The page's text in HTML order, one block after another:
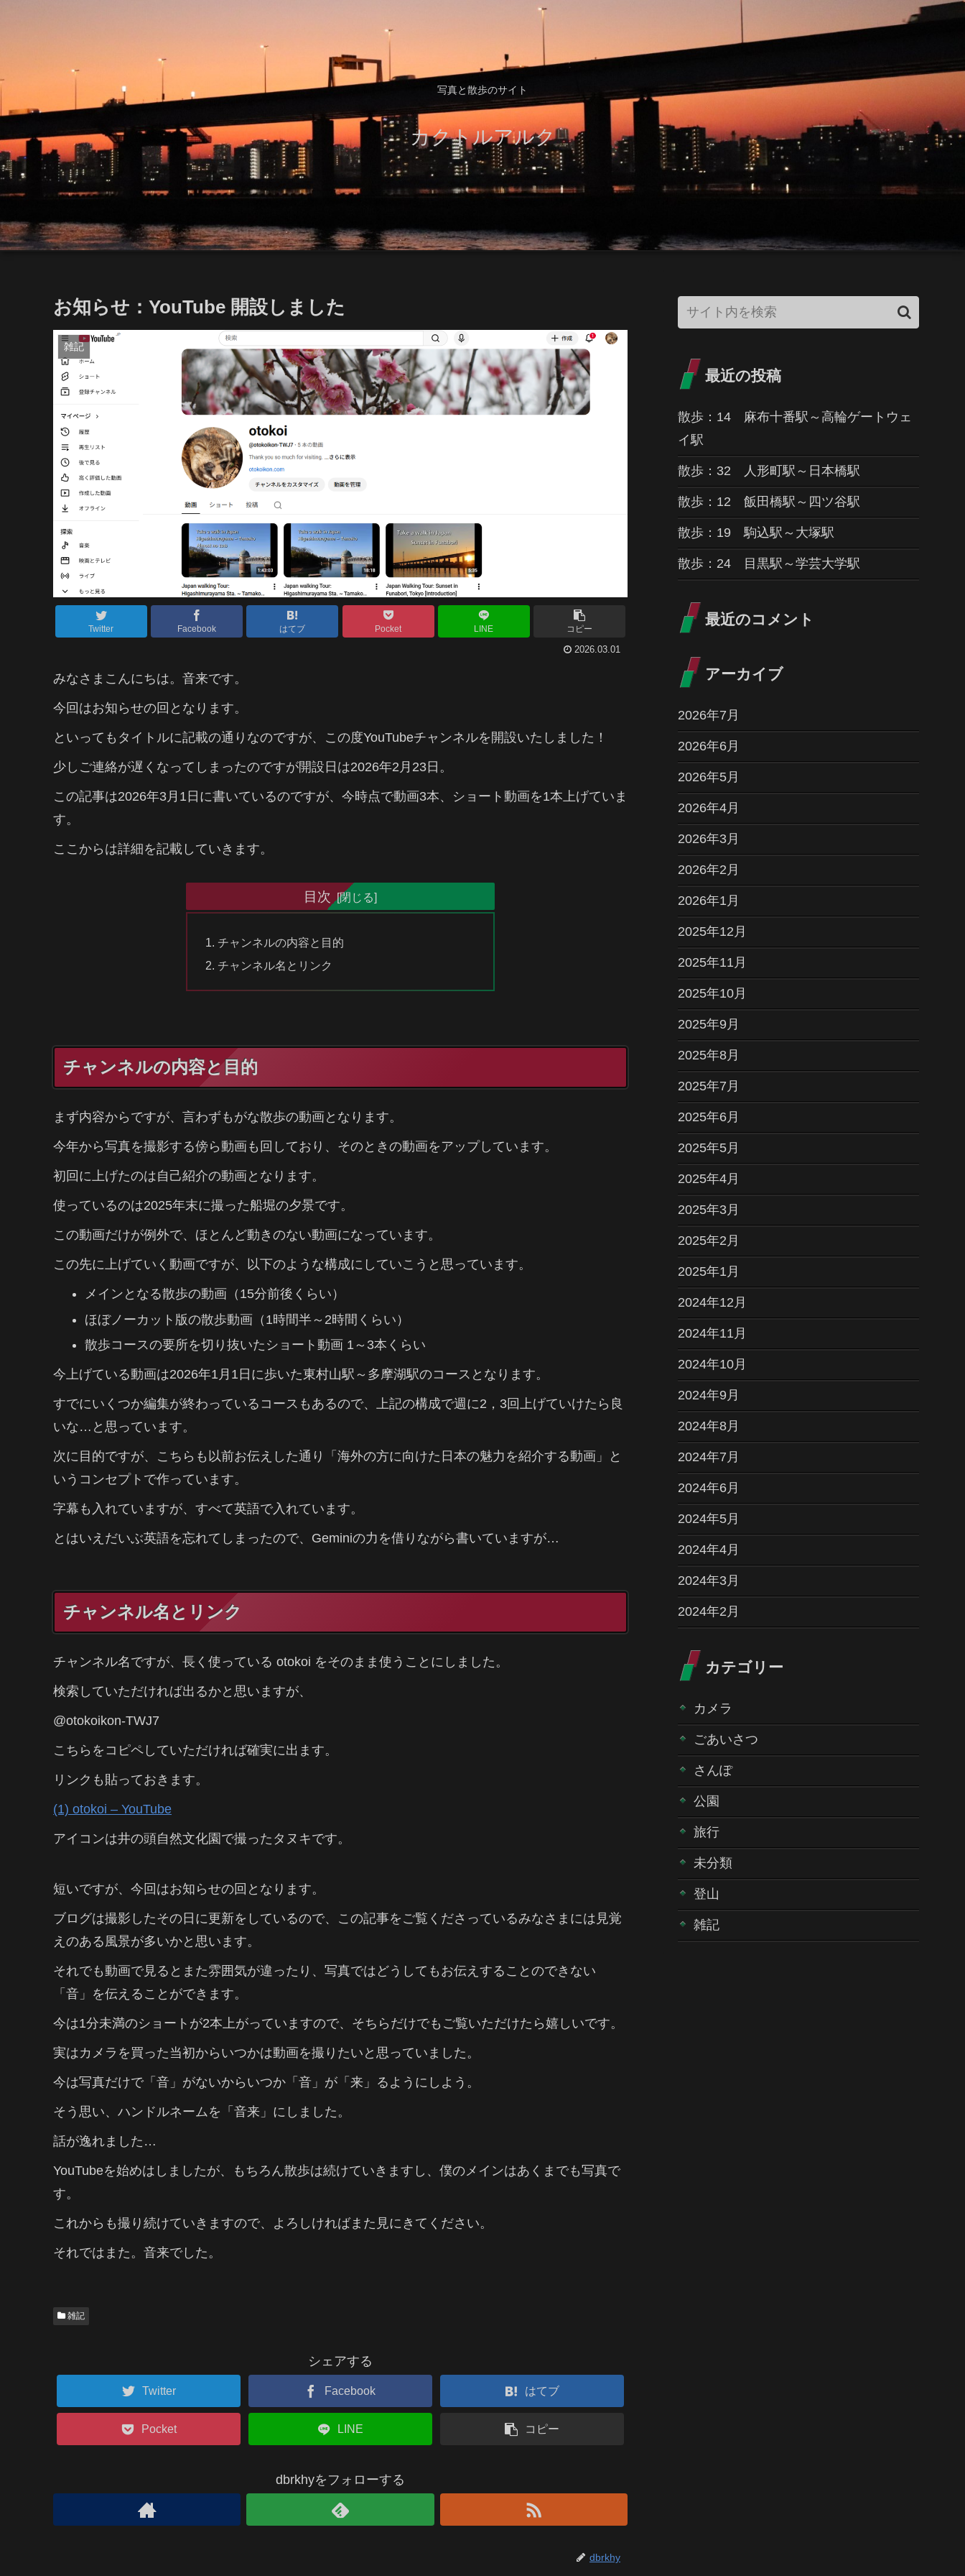
写真と散歩のサイト
カクトルアルク
お知らせ：YouTube 開設しました
雑記
Twitter Facebook はてブ Pocket LINE コピー
2026.03.01
みなさまこんにちは。音来です。
今回はお知らせの回となります。
といってもタイトルに記載の通りなのですが、この度YouTubeチャンネルを開設いたしました！
少しご連絡が遅くなってしまったのですが開設日は2026年2月23日。
この記事は2026年3月1日に書いているのですが、今時点で動画3本、ショート動画を1本上げていま
す。
ここからは詳細を記載していきます。
目次
チャンネルの内容と目的
チャンネル名とリンク
チャンネルの内容と目的
まず内容からですが、言わずもがな散歩の動画となります。
今年から写真を撮影する傍ら動画も回しており、そのときの動画をアップしています。
初回に上げたのは自己紹介の動画となります。
使っているのは2025年末に撮った船堀の夕景です。
この動画だけが例外で、ほとんど動きのない動画になっています。
この先に上げていく動画ですが、以下のような構成にしていこうと思っています。
メインとなる散歩の動画（15分前後くらい）
ほぼノーカット版の散歩動画（1時間半～2時間くらい）
散歩コースの要所を切り抜いたショート動画 1～3本くらい
今上げている動画は2026年1月1日に歩いた東村山駅～多摩湖駅のコースとなります。
すでにいくつか編集が終わっているコースもあるので、上記の構成で週に2，3回上げていけたら良
いな…と思っています。
次に目的ですが、こちらも以前お伝えした通り「海外の方に向けた日本の魅力を紹介する動画」と
いうコンセプトで作っています。
字幕も入れていますが、すべて英語で入れています。
とはいえだいぶ英語を忘れてしまったので、Geminiの力を借りながら書いていますが…
チャンネル名とリンク
チャンネル名ですが、長く使っている otokoi をそのまま使うことにしました。
検索していただければ出るかと思いますが、
@otokoikon-TWJ7
こちらをコピペしていただければ確実に出ます。
リンクも貼っておきます。
(1) otokoi – YouTube
アイコンは井の頭自然文化園で撮ったタヌキです。
短いですが、今回はお知らせの回となります。
ブログは撮影したその日に更新をしているので、この記事をご覧くださっているみなさまには見覚
えのある風景が多いかと思います。
それでも動画で見るとまた雰囲気が違ったり、写真ではどうしてもお伝えすることのできない
「音」を伝えることができます。
今は1分未満のショートが2本上がっていますので、そちらだけでもご覧いただけたら嬉しいです。
実はカメラを買った当初からいつかは動画を撮りたいと思っていました。
今は写真だけで「音」がないからいつか「音」が「来」るようにしよう。
そう思い、ハンドルネームを「音来」にしました。
話が逸れました…
YouTubeを始めはしましたが、もちろん散歩は続けていきますし、僕のメインはあくまでも写真で
す。
これからも撮り続けていきますので、よろしければまた見にきてください。
それではまた。音来でした。
雑記
シェアする
Twitter Facebook はてブ
Pocket LINE コピー
dbrkhyをフォローする
dbrkhy
最近の投稿
散歩：14 麻布十番駅～高輪ゲートウェ
イ駅
散歩：32 人形町駅～日本橋駅
散歩：12 飯田橋駅～四ツ谷駅
散歩：19 駒込駅～大塚駅
散歩：24 目黒駅～学芸大学駅
最近のコメント
アーカイブ
2026年7月
2026年6月
2026年5月
2026年4月
2026年3月
2026年2月
2026年1月
2025年12月
2025年11月
2025年10月
2025年9月
2025年8月
2025年7月
2025年6月
2025年5月
2025年4月
2025年3月
2025年2月
2025年1月
2024年12月
2024年11月
2024年10月
2024年9月
2024年8月
2024年7月
2024年6月
2024年5月
2024年4月
2024年3月
2024年2月
カテゴリー
カメラ
ごあいさつ
さんぽ
公園
旅行
未分類
登山
雑記